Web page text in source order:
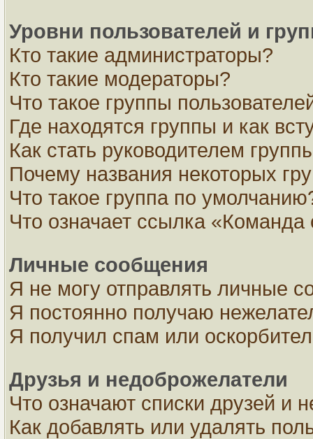
Уровни пользователей и
Кто такие администраторы?
Кто такие модераторы?
Что такое группы
Где находятся группы и как
Как стать руководителем
Почему названия некоторых
Что такое группа по
Что означает ссылка «Команда
Личные сообщения
Я не могу отправлять личные
Я постоянно получаю
Я получил спам или
Друзья и недоброжелатели
Что означают списки друзей и
Как добавлять или удалять